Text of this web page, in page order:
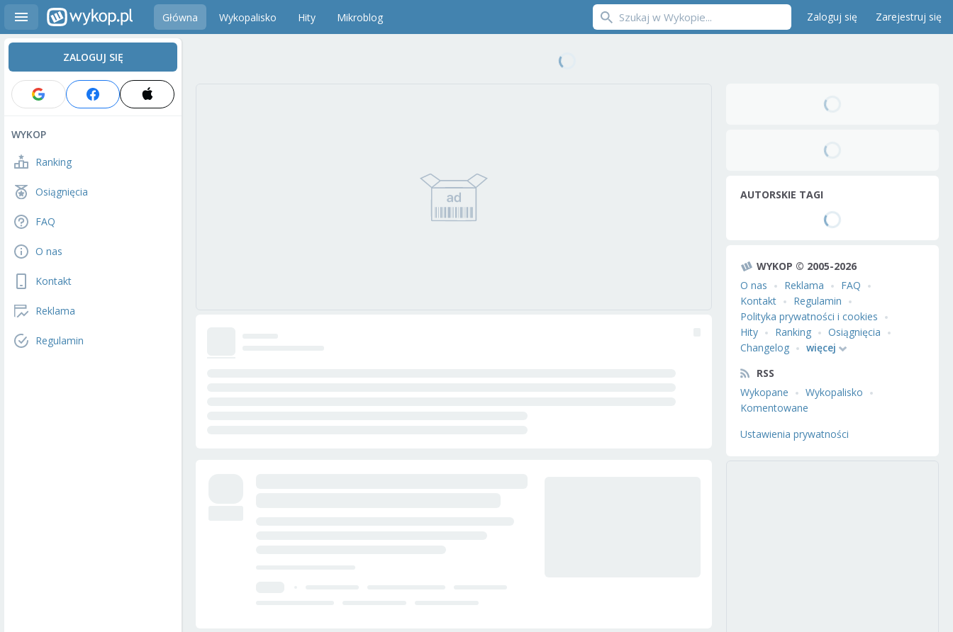
Główna Wykopalisko Hity Mikroblog Zaloguj się Zarejestruj się
ZALOGUJ SIĘ
WYKOP
Ranking
Osiągnięcia
FAQ
O nas
Kontakt
Reklama
Regulamin
AUTORSKIE TAGI
WYKOP © 2005-2026
O nas
Reklama
FAQ
Kontakt
Regulamin
Polityka prywatności i cookies
Hity
Ranking
Osiągnięcia
Changelog
więcej
RSS
Wykopane
Wykopalisko
Komentowane
Ustawienia prywatności